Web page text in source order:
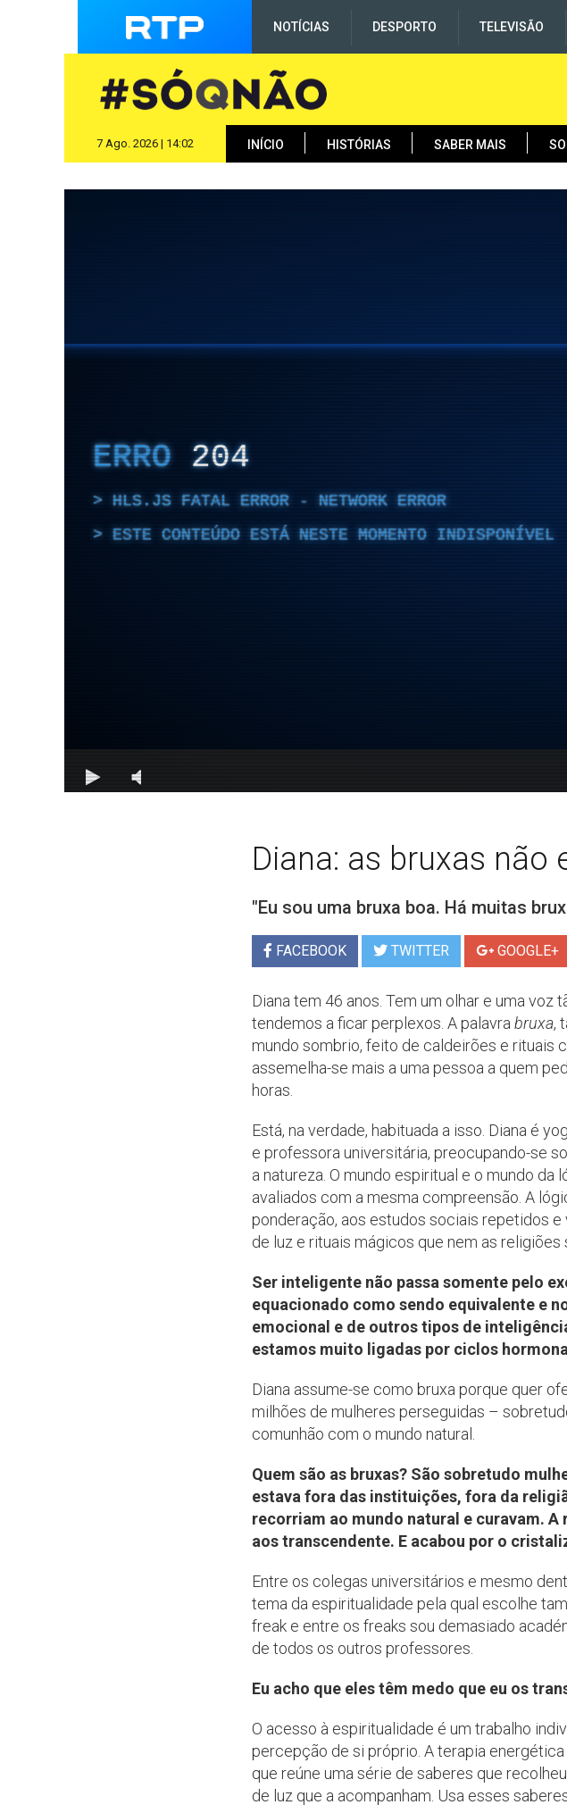
NOTÍCIAS DESPORTO TELEVISÃO
7 Ago. 2026 | 14:02 INÍCIO HISTÓRIAS SABER MAIS
Diana: as bruxas não
"Eu sou uma bruxa boa. Há muitas
FACEBOOK TWITTER GOOGLE+
Diana tem 46 anos. Tem um olhar e uma voz
tendemos a ficar perplexos. A palavra bruxa,
mundo sombrio, feito de caldeirões e rituais
assemelha-se mais a uma pessoa a quem
horas.
Está, na verdade, habituada a isso. Diana é
e professora universitária, preocupando-se
a natureza. O mundo espiritual e o mundo da
avaliados com a mesma compreensão. A
ponderação, aos estudos sociais repetidos
de luz e rituais mágicos que nem as religiões
Ser inteligente não passa somente pelo
equacionado como sendo equivalente e
emocional e de outros tipos de
estamos muito ligadas por ciclos
Diana assume-se como bruxa porque quer
milhões de mulheres perseguidas –
comunhão com o mundo natural.
Quem são as bruxas? São sobretudo
estava fora das instituições, fora da
recorriam ao mundo natural e curavam.
aos transcendente. E acabou por o
Entre os colegas universitários e mesmo
tema da espiritualidade pela qual escolhe
freak e entre os freaks sou demasiado
de todos os outros professores.
Eu acho que eles têm medo que eu os
O acesso à espiritualidade é um trabalho
percepção de si próprio. A terapia
que reúne uma série de saberes que
de luz que a acompanham. Usa esses